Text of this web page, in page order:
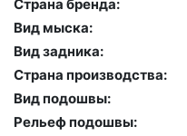
Страна бренда:
Вид мыска:
Вид задника:
Страна производства:
Вид подошвы:
Рельеф подошвы: